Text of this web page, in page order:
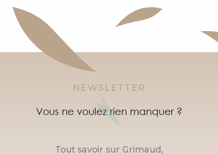
NEWSLETTER
Vous ne voulez rien manquer ?
Tout savoir sur Grimaud,